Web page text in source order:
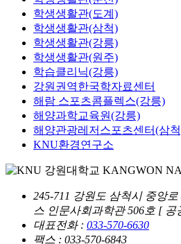
학생생활관(도계)
학생생활관(삼척)
학생생활관(강릉)
학생생활관(원주)
학습클리닉(강릉)
강원권역한국학자료센터
해람 스포츠콤플렉스(강릉)
해양과학교육원(강릉)
해양관광레저스포츠센터(삼
KNU환경연구소
245-711 강원도 삼척시 중앙
스 인문사회과학관 506호 [ 공
대표전화 : 033-570-6630
팩스 : 033-570-6843